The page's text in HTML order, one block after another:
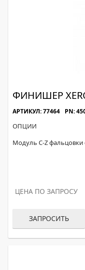
ФИНИШЕР
АРТИКУЛ: 77464 PN:
ОПЦИИ
Модуль C-Z фальцовки
ЦЕНА ПО ЗАПРОСУ
ЗАПРОСИТЬ